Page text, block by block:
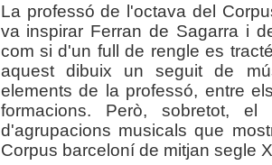
La professó de l'octava del
va inspirar Ferran de Sagarra i
com si d'un full de rengle es
aquest dibuix un seguit de
elements de la professó, entre
formacions. Però, sobretot,
d'agrupacions musicals que
Corpus barceloní de mitjan segle